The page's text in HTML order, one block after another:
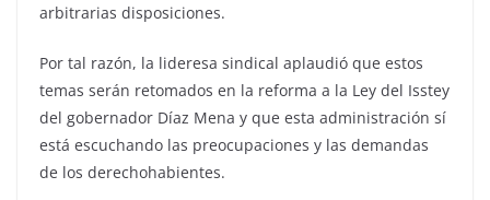
arbitrarias disposiciones.
Por tal razón, la lideresa sindical aplaudió que estos
temas serán retomados en la reforma a la Ley del Isstey
del gobernador Díaz Mena y que esta administración sí
está escuchando las preocupaciones y las demandas
de los derechohabientes.